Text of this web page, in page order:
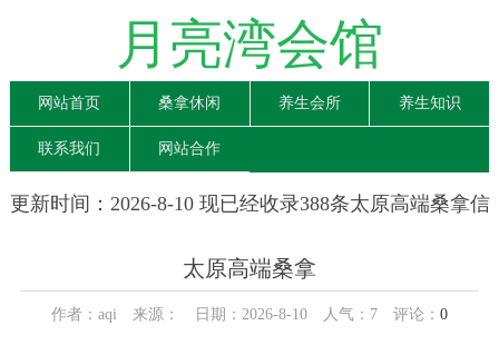
月亮湾会馆
网站首页 桑拿休闲 养生会所 养生知识
联系我们 网站合作
更新时间：2026-8-10 现已经收录388条太原高端桑拿信
太原高端桑拿
作者：aqi 来源： 日期：2026-8-10 人气： 7 评论： 0